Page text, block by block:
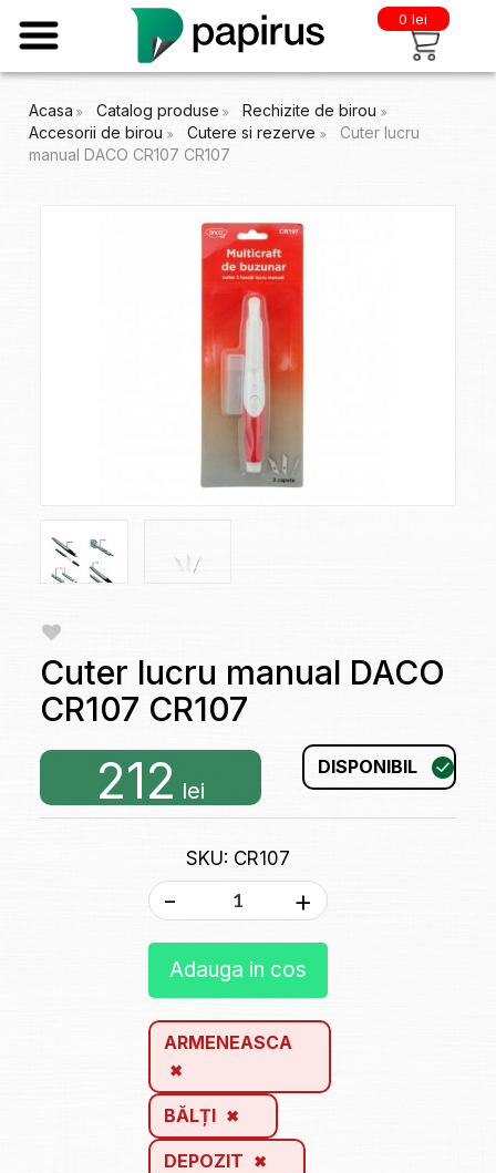
0 lei
Acasa Catalog produse
Rechizite de birou
Accesorii de birou
Cutere si rezerve
Cuter lucru
manual DACO CR107 CR107
Cuter lucru manual DACO
CR107 CR107
212 lei
DISPONIBIL
SKU: CR107
- +
Adauga in cos
ARMENEASCA
BĂLȚI
DEPOZIT